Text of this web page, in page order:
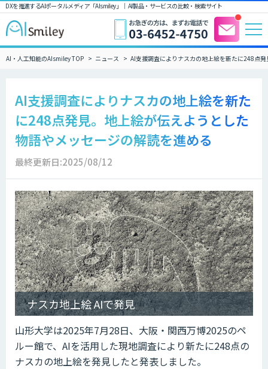
DXを推進するAIポータルメディア「AIsmiley」｜ AI製品・サービスの比較・検索サイト
AI・人工知能のAIsmiley TOP ニュース AI支援調査によりナスカの地上絵を新たに248点
AI支援調査によりナスカの地上絵を新た
に248点発見。地上絵が伝えようとした
物語やメッセージの解読を進める
最終更新日:2025/08/12
ナスカ地上絵 AIで発見
山形大学は2025年7月28日、大阪・関西万博2025のペ
ルー館で、AIを活用した現地調査により新たに248点の
ナスカの地上絵を発見したと発表しました。